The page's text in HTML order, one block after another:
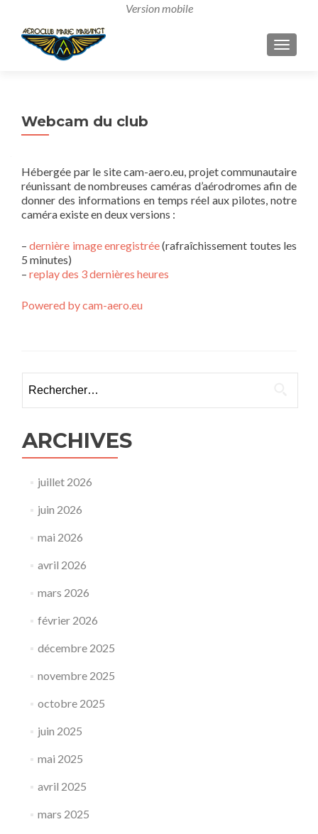
Webcam du club
Hébergée par le site cam-aero.eu, projet communautaire
réunissant de nombreuses caméras d’aérodromes afin de
donner des informations en temps réel aux pilotes, notre
caméra existe en deux versions :
–dernière image enregistrée(rafraîchissement toutes les
5 minutes)
– replay des 3 dernières heures
Powered by cam-aero.eu
ARCHIVES
juillet 2026
juin 2026
mai 2026
avril 2026
mars 2026
février 2026
décembre 2025
novembre 2025
octobre 2025
juin 2025
mai 2025
avril 2025
mars 2025